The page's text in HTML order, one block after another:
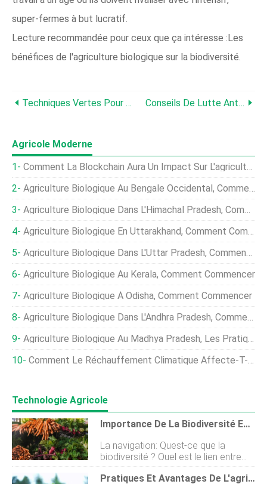
super-fermes à but lucratif.
Lecture recommandée pour ceux que ça intéresse :Les
bénéfices de l'agriculture biologique sur la biodiversité.
Techniques Vertes Pour Réduire L'utilisation De Pesticides Conseils De Lutte Antiparasitaire Respectueux De L'environnement
Agricole Moderne
Comment La Blockchain Aura Un Impact Sur L'agriculture
Agriculture Biologique Au Bengale Occidental, Comment Commencer
Agriculture Biologique Dans L'Himachal Pradesh, Comment Commencer
Agriculture Biologique En Uttarakhand, Comment Commencer
Agriculture Biologique Dans L'Uttar Pradesh, Comment Commencer
Agriculture Biologique Au Kerala, Comment Commencer
Agriculture Biologique À Odisha, Comment Commencer
Agriculture Biologique Dans L'Andhra Pradesh, Comment Commencer
Agriculture Biologique Au Madhya Pradesh, Les Pratiques
Comment Le Réchauffement Climatique Affecte-T-Il L'agriculture ?
Technologie Agricole
Importance De La Biodiversité En Agriculture
La navigation: Quest-ce que la
biodiversité ? Quel est le lien entre
biodiversité et agriculture ?
Importance de la biodiversité en
Pratiques Et Avantages De L'agriculture Biologique Régénérative